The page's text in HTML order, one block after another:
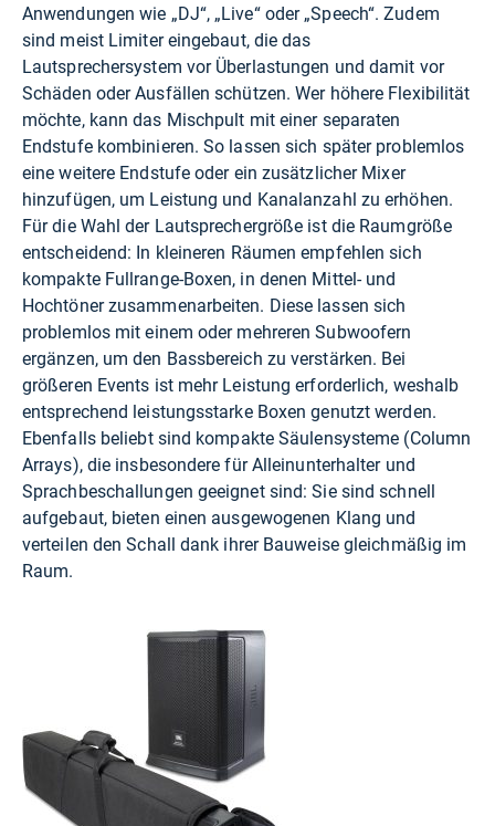
Anwendungen wie „DJ“, „Live“ oder „Speech“. Zudem
sind meist Limiter eingebaut, die das
Lautsprechersystem vor Überlastungen und damit vor
Schäden oder Ausfällen schützen. Wer höhere Flexibilität
möchte, kann das Mischpult mit einer separaten
Endstufe kombinieren. So lassen sich später problemlos
eine weitere Endstufe oder ein zusätzlicher Mixer
hinzufügen, um Leistung und Kanalanzahl zu erhöhen.
Für die Wahl der Lautsprechergröße ist die Raumgröße
entscheidend: In kleineren Räumen empfehlen sich
kompakte Fullrange-Boxen, in denen Mittel- und
Hochtöner zusammenarbeiten. Diese lassen sich
problemlos mit einem oder mehreren Subwoofern
ergänzen, um den Bassbereich zu verstärken. Bei
größeren Events ist mehr Leistung erforderlich, weshalb
entsprechend leistungsstarke Boxen genutzt werden.
Ebenfalls beliebt sind kompakte Säulensysteme (Column
Arrays), die insbesondere für Alleinunterhalter und
Sprachbeschallungen geeignet sind: Sie sind schnell
aufgebaut, bieten einen ausgewogenen Klang und
verteilen den Schall dank ihrer Bauweise gleichmäßig im
Raum.